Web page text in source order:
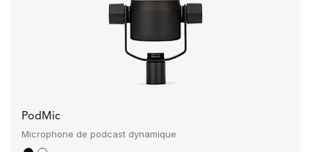
PodMic
Microphone de podcast dynamique